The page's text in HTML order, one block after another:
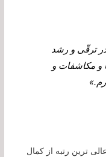
ترقّى و رشد
و مكاشفات و
ترين رتبه از كمال